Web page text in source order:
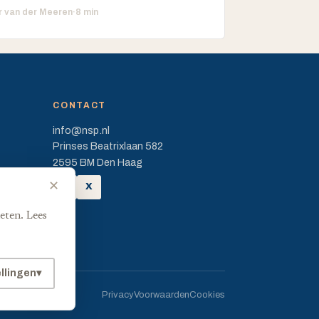
van der Meeren·8 min
CONTACT
info@nsp.nl
Prinses Beatrixlaan 582
2595 BM Den Haag
X
PrivacyVoorwaardenCookies
✕
Lees
▾